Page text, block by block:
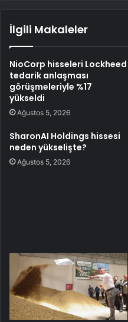
İlgili Makaleler
NioCorp hisseleri Lockheed
tedarik anlaşması
görüşmeleriyle %17
yükseldi
Ağustos 5, 2026
SharonAI Holdings hissesi
neden yükselişte?
Ağustos 5, 2026